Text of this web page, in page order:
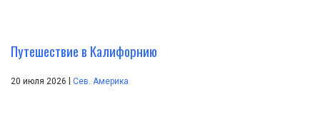
Путешествие в Калифорнию
20 июля 2026 Сев. Америка